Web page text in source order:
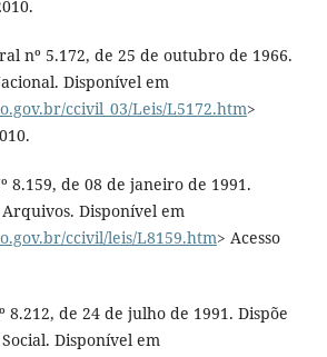
nº 5.172, de 25 de outubro de 1966.
Disponível em
ccivil_03/Leis/L5172.htm>
8.159, de 08 de janeiro de 1991.
Disponível em
ccivil/leis/L8159.htm> Acesso
8.212, de 24 de julho de 1991. Dispõe
Disponível em